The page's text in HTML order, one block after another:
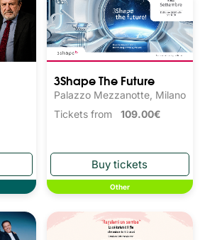
3Shape The Future
Palazzo Mezzanotte, Milano
Tickets from 109.00€
Other